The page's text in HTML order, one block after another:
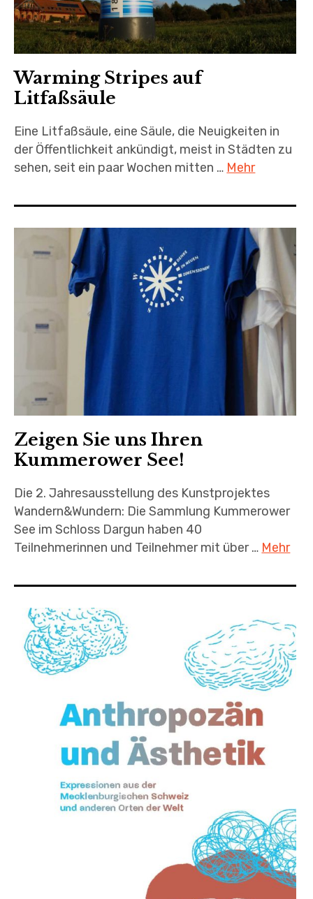
Warming Stripes auf
Litfaßsäule
Eine Litfaßsäule, eine Säule, die Neuigkeiten in
der Öffentlichkeit ankündigt, meist in Städten zu
sehen, seit ein paar Wochen mitten … Mehr
Zeigen Sie uns Ihren
Kummerower See!
Die 2. Jahresausstellung des Kunstprojektes
Wandern&Wundern: Die Sammlung Kummerower
See im Schloss Dargun haben 40
Teilnehmerinnen und Teilnehmer mit über … Mehr